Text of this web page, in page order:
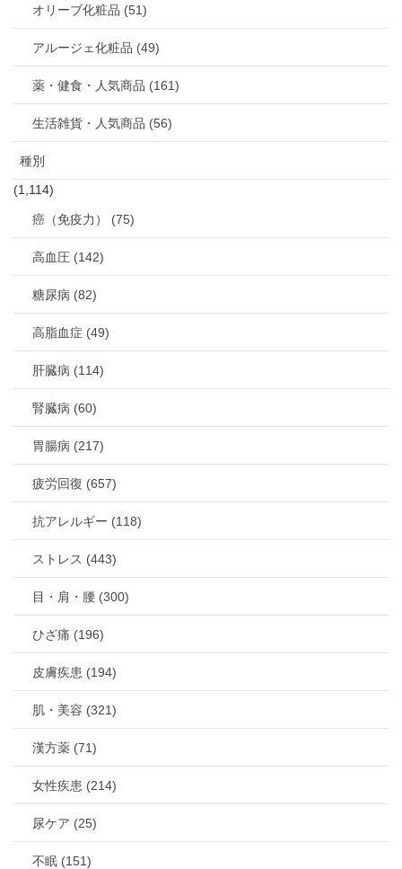
オリーブ化粧品 (51)
アルージェ化粧品 (49)
薬・健食・人気商品 (161)
生活雑貨・人気商品 (56)
種別
(1,114)
癌（免疫力） (75)
高血圧 (142)
糖尿病 (82)
高脂血症 (49)
肝臓病 (114)
腎臓病 (60)
胃腸病 (217)
疲労回復 (657)
抗アレルギー (118)
ストレス (443)
目・肩・腰 (300)
ひざ痛 (196)
皮膚疾患 (194)
肌・美容 (321)
漢方薬 (71)
女性疾患 (214)
尿ケア (25)
不眠 (151)